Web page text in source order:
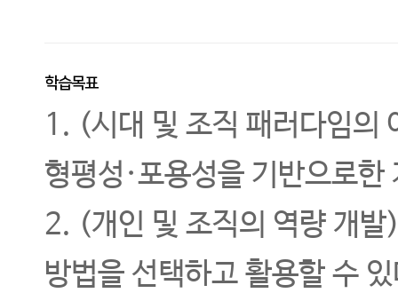
학습목표
1. (시대 및 조직 패러다임의
형평성·포용성을 기반으로
2. (개인 및 조직의 역량 개
방법을 선택하고 활용할 수